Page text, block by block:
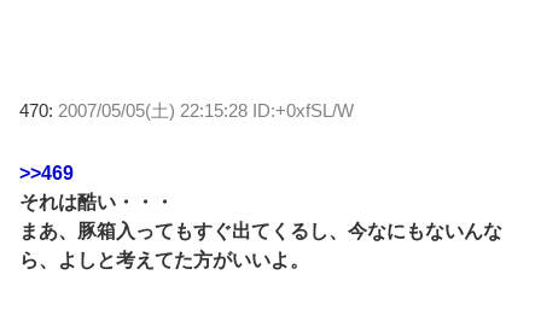
470: 2007/05/05(土) 22:15:28 ID:+0xfSL/W
>>469
それは酷い・・・
まあ、豚箱入ってもすぐ出てくるし、今なにもないんな
ら、よしと考えてた方がいいよ。